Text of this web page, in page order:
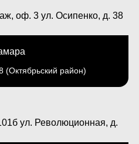
(Октябрьский район)